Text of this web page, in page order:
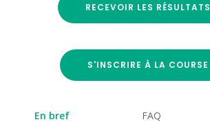
RECEVOIR LES RÉSULTATS
S'INSCRIRE À LA COURSE
En bref FAQ